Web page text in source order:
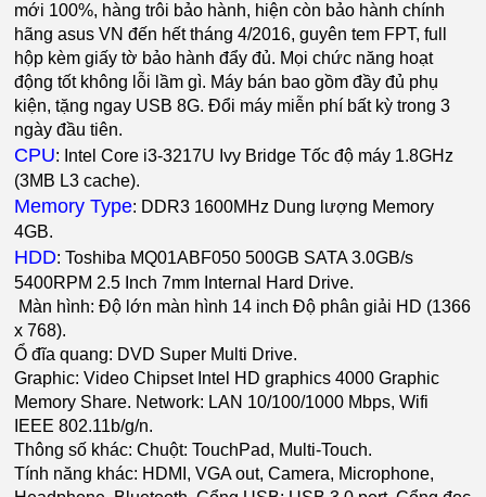
mới 100%, hàng trôi bảo hành, hiện còn bảo hành chính
hãng asus VN đến hết tháng 4/2016, guyên tem FPT, full
hộp kèm giấy tờ bảo hành đẩy đủ. Mọi chức năng hoạt
động tốt không lỗi lầm gì. Máy bán bao gồm đầy đủ phụ
kiện, tặng ngay USB 8G. Đổi máy miễn phí bất kỳ trong 3
ngày đầu tiên.
CPU: Intel Core i3-3217U Ivy Bridge Tốc độ máy 1.8GHz
(3MB L3 cache).
Memory Type: DDR3 1600MHz Dung lượng Memory
4GB.
HDD: Toshiba MQ01ABF050 500GB SATA 3.0GB/s
5400RPM 2.5 Inch 7mm Internal Hard Drive.
Màn hình: Độ lớn màn hình 14 inch Độ phân giải HD (1366
x 768).
Ổ đĩa quang: DVD Super Multi Drive.
Graphic: Video Chipset Intel HD graphics 4000 Graphic
Memory Share. Network: LAN 10/100/1000 Mbps, Wifi
IEEE 802.11b/g/n.
Thông số khác: Chuột: TouchPad, Multi-Touch.
Tính năng khác: HDMI, VGA out, Camera, Microphone,